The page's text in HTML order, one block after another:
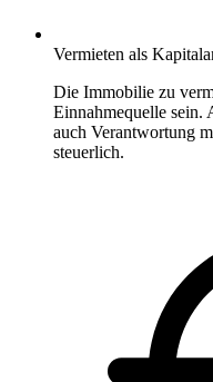
Vermieten als
Die Immobilie zu
Einnahmequelle sein.
auch Verantwortung
steuerlich.